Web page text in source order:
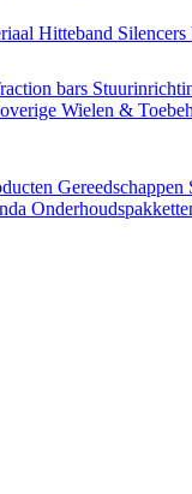
Hitteband Silencers
bars
Wielen &
Gereedschappen